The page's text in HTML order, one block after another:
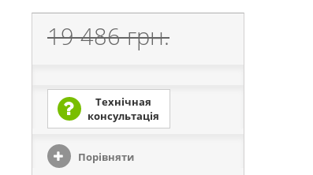
19 486 грн.
Технічная
консультація
Порівняти